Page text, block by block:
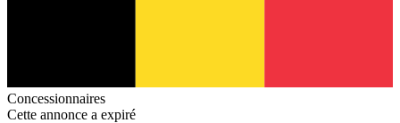
Concessionnaires
Cette annonce a expiré